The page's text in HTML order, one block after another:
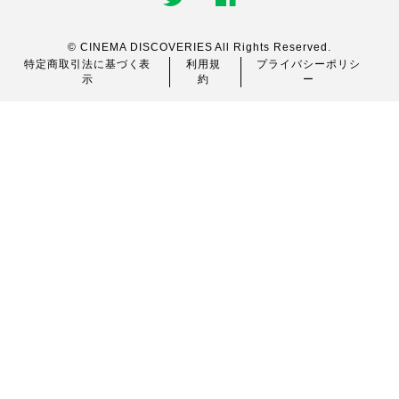
© CINEMA DISCOVERIES All Rights Reserved.
特定商取引法に基づく表
示
利用規
約
プライバシーポリシ
ー